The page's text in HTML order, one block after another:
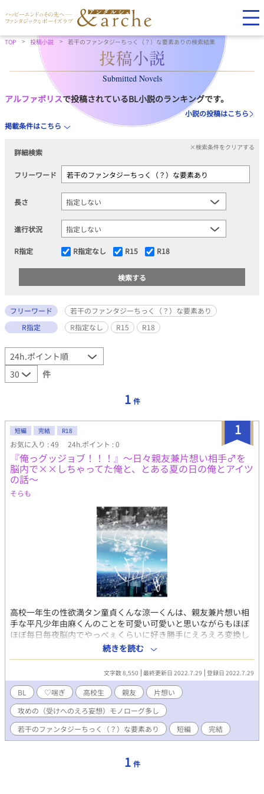
TOP 投稿小説 若干のファンタジーちっく（？）な要素ありの検索結果
Submitted Novels
アルファポリスで投稿されているBL小説のランキングです。
小説の投稿はこちら
掲載条件はこちら
詳細検索
×検索条件をクリアする
フリーワード
長さ
進行状況
R指定 R指定なし R15 R18
フリーワード
若干のファンタジーちっく（？）な要素あり
R指定
R指定なし R15 R18
件
1 件
1
短編 完結 R18
お気に入り : 49 24h.ポイント : 0
『俺っグッジョブ！！！』～日々親友兼片想い相手♂を
脳内で××しちゃってた俺と、とある夏の日の俺とアイツ
の話～
そらも
高校一年生の性欲満タン童貞くんな涼一くんは、親友兼片想い相
手な平凡少年由麻くんのことを可愛い可愛いと思いながらもほぼ
ほぼ毎日毎夜脳内でやっべぇくらいに好き勝手にえろえろ変換し
ては犯しまくる、という満足感たっぷりの右手とオトモダチな生
活を日々送っていた――のだけれども…？ ってな感じのラブコメ
話であります♪ タグにもある通り、基本的に攻めくんの受けくん
への暴走えろモノローグで話が進んでおります♡ あと最後の方
に若干のファンタジーちっく（？）な要素もございますのでご了
承くださいませ！ ※ R-18エロもので、♡（ハート）喘ぎ満載で
す。 ※ 素敵な表紙は、pixiv小説用フリー素材にて、『やまな
し』様からお借りしました。ありがとうございます！
続きを読む
文字数 8,550 最終更新日 2022.7.29 登録日 2022.7.29
BL ♡喘ぎ 高校生 親友
片想い
攻めの（受けへのえろ妄想）モノローグ多し
若干のファンタジーちっく（？）な要素あり
短編 完結
1 件